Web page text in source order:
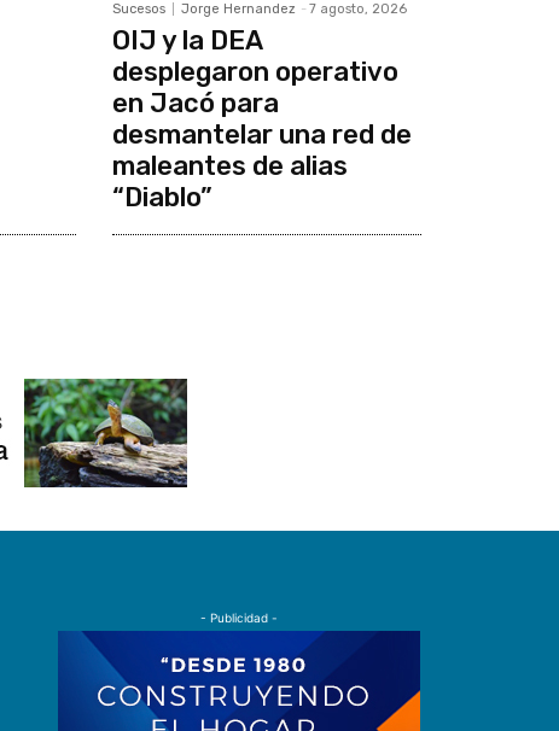
Sucesos Jorge Hernandez - 7 agosto, 2026
OIJ y la DEA
desplegaron operativo
en Jacó para
desmantelar una red de
maleantes de alias
“Diablo”
- Publicidad -